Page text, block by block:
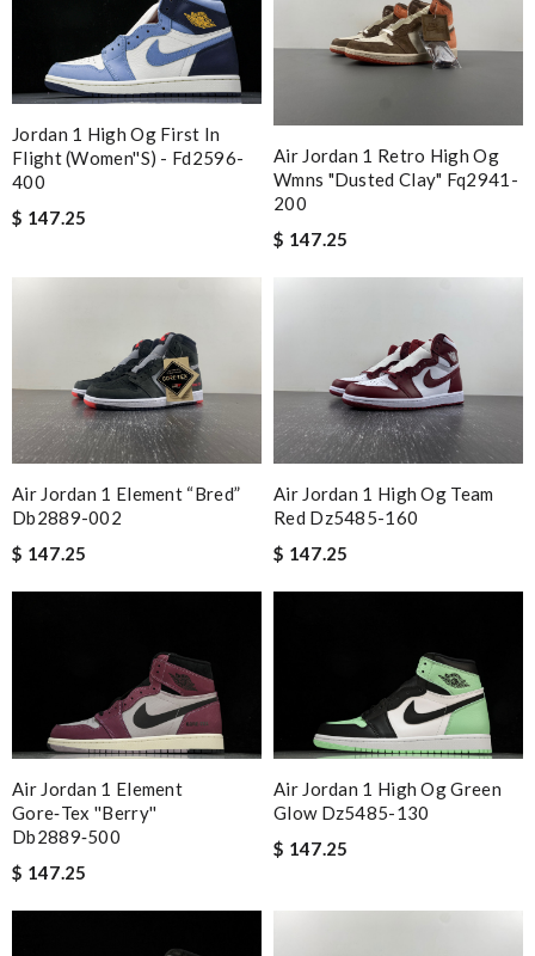
Jordan 1 High Og First In
Flight (women''s) - Fd2596-
400
$ 147.25
Air Jordan 1 Retro High Og
Wmns "dusted Clay" Fq2941-
200
$ 147.25
Air Jordan 1 Element “bred”
Db2889-002
$ 147.25
Air Jordan 1 High Og Team
Red Dz5485-160
$ 147.25
Air Jordan 1 Element
Gore‑tex ''berry''
Db2889‑500
$ 147.25
Air Jordan 1 High Og Green
Glow Dz5485-130
$ 147.25